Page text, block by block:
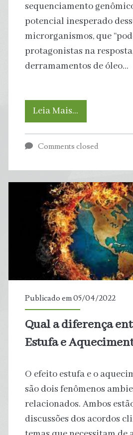
sequenciamento
potencial inesperado
microrganismos, que
protagonistas na resposta
derramamentos de óleo…
Leia Mais…
descobrem
capazes
de
biodegradar
Petróleo
Diesel
Comments closed
Publicado em 05/04/2022
Qual a diferença
Estufa e
O efeito estufa e o
são dois fenômenos
relacionados. Ambos
discussões dos acordos